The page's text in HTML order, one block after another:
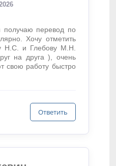
получаю перевод по
Хочу отметить
Н.С. и Глебову М.Н.
на друга ), очень
свою работу быстро
Ответить